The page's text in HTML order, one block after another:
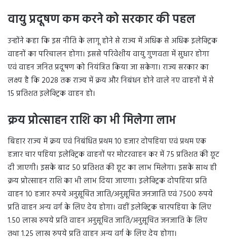
वायु प्रदूषण कम करने को सरकार की पहल
उन्होंने कहा कि इस नीति के लागू होने से राज्य में अधिक से अधिक इलेक्ट्रिक
वाहनों का परिचालन होगा। इससे परिवेशीय वायु गुणवता में सुधार होगा
एवं वाहन जनित प्रदूषण को नियंत्रित किया जा सकेगा। राज्य सरकार का
लक्ष्य है कि 2028 तक राज्य में क्रय और निबंधन होने वाले नए वाहनों में से
15 प्रतिशत इलेक्ट्रिक वाहन हो।
क्रय प्रोत्साहन राशि का भी मिलेगा लाभ
बिहार राज्य में क्रय एवं निबंधित प्रथम 10 हजार दोपहिया एवं प्रथम एक
हजार चार पहिया इलेक्ट्रिक वाहनों पर मोटरवाहन कर में 75 प्रतिशत की छूट
दी जाएगी। इसके बाद 50 प्रतिशत की छूट का लाभ मिलेगा। इसके साथ ही
क्रय प्रोत्साहन राशि का भी लाभ दिया जाएगा। इलेक्ट्रिक दोपहिया प्रति
वाहन 10 हजार रुपये अनुसूचित जाति/अनुसूचित जनजाति एवं 7500 रुपये
प्रति वाहन अन्य वर्ग के लिए देय होगा। वहीं इलेक्ट्रिक चारपहिया के लिए
1.50 लाख रुपये प्रति वाहन अनुसूचित जाति/अनुसूचित जनजाति के लिए
तथा 1.25 लाख रुपये प्रति वाहन अन्य वर्ग के लिए देय होगा।